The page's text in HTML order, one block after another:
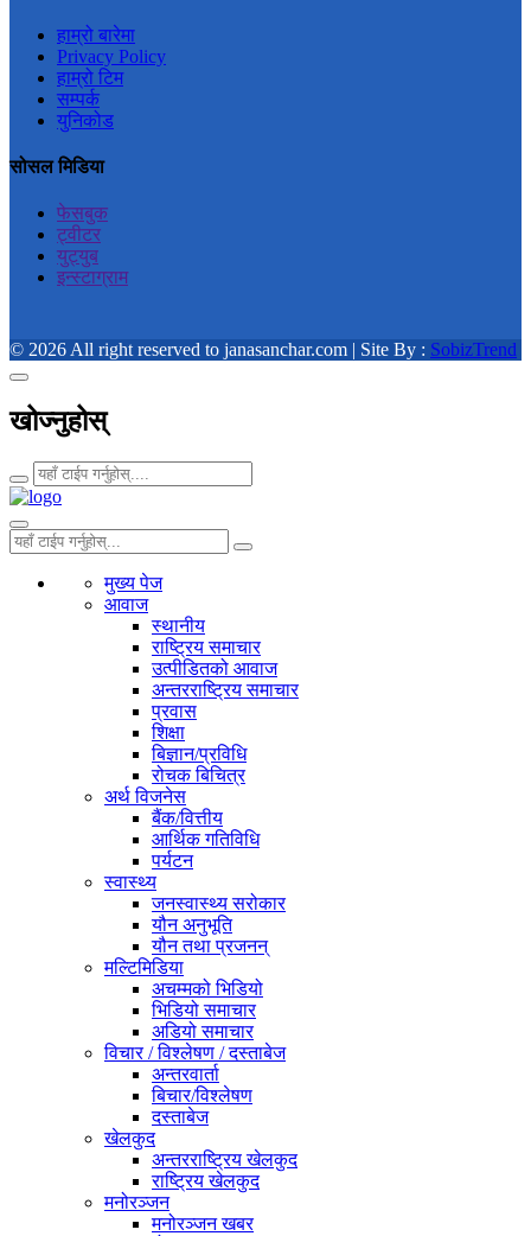
हाम्रो बारेमा
Privacy Policy
हाम्रो टिम
सम्पर्क
युनिकोड
सोसल मिडिया
फेसबुक
ट्वीटर
युट्युब
इन्स्टाग्राम
© 2026 All right reserved to janasanchar.com | Site By : SobizTrend
खोज्नुहोस्
मुख्य पेज
आवाज
स्थानीय
राष्ट्रिय समाचार
उत्पीडितको आवाज
अन्तरराष्ट्रिय समाचार
प्रवास
शिक्षा
बिज्ञान/प्रविधि
रोचक बिचित्र
अर्थ विजनेस
बैंक/वित्तीय
आर्थिक गतिविधि
पर्यटन
स्वास्थ्य
जनस्वास्थ्य सरोकार
यौन अनुभूति
यौन तथा प्रजनन्
मल्टिमिडिया
अचम्मको भिडियो
भिडियो समाचार
अडियो समाचार
विचार / विश्लेषण / दस्ताबेज
अन्तरवार्ता
बिचार/विश्लेषण
दस्ताबेज
खेलकुद
अन्तरराष्ट्रिय खेलकुद
राष्ट्रिय खेलकुद
मनोरञ्जन
मनोरञ्जन खबर